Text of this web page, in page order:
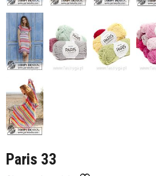
Paris 33
produktem interesują się